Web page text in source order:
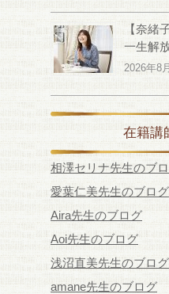
【奈緒
一生解
2026年8
在籍講
相澤セリナ先生のブ
愛葉仁美先生のブログ
Aira先生のブログ
Aoi先生のブログ
浅沼直美先生のブログ
amane先生のブログ